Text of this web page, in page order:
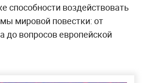
способности воздействовать
мировой повестки: от
до вопросов европейской